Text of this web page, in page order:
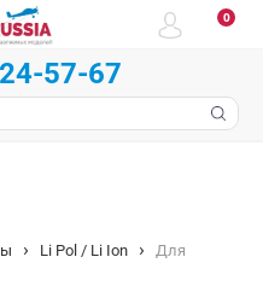
0
57-67
Li Pol / Li Ion
Для